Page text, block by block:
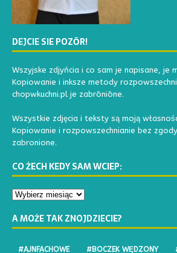
DEJCIE SIE POZŌR!
Wszyjske zdjyńcia i co sam je napisane, je
Kopiowanie i inksze metody
chopwkuchni.pl je zabrōniōne.
Wszystkie zdjęcia i teksty są moją
Kopiowanie i rozpowszechnianie bez
zabronione.
CO ŻECH KEDY SAM WCIEP:
A MOŻE TAK ZNOJDZIECIE?
#AJNFACHOWE #BOCZEK WĘDZONY